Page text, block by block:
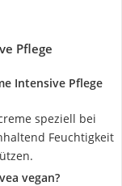
Pflege
Intensive Pflege
speziell bei
Feuchtigkeit
vegan?